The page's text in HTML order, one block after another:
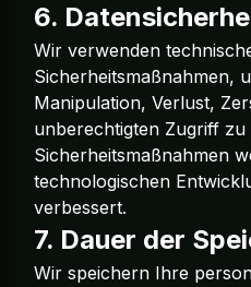
6.
Wir verwenden
Sicherheitsmaßnahmen,
Manipulation, Verlust,
unberechtigten Zugriff
Sicherheitsmaßnahmen
technologischen
verbessert.
7. Dauer der
Wir speichern Ihre